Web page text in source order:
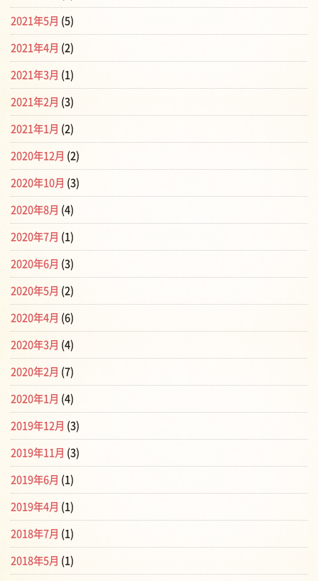
2021年5月 (5)
2021年4月 (2)
2021年3月 (1)
2021年2月 (3)
2021年1月 (2)
2020年12月 (2)
2020年10月 (3)
2020年8月 (4)
2020年7月 (1)
2020年6月 (3)
2020年5月 (2)
2020年4月 (6)
2020年3月 (4)
2020年2月 (7)
2020年1月 (4)
2019年12月 (3)
2019年11月 (3)
2019年6月 (1)
2019年4月 (1)
2018年7月 (1)
2018年5月 (1)